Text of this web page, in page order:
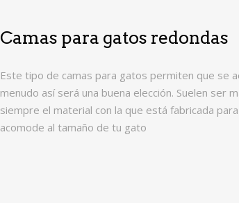
Camas para gatos redondas
Este tipo de camas para gatos permiten que se
menudo así será una buena elección. Suelen
siempre el material con la que está fabricada
acomode al tamaño de tu gato